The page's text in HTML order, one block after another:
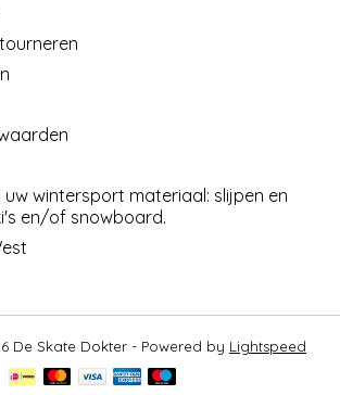
wintersport materiaal: slijpen en
en/of snowboard.
De Skate Dokter - Powered by Lightspeed